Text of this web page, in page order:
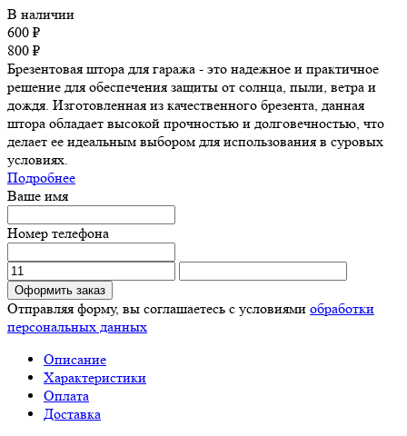
В наличии
600 ₽
800 ₽
Брезентовая штора для гаража - это надежное и практичное
решение для обеспечения защиты от солнца, пыли, ветра и
дождя. Изготовленная из качественного брезента, данная
штора обладает высокой прочностью и долговечностью, что
делает ее идеальным выбором для использования в суровых
условиях.
Подробнее
Ваше имя
Номер телефона
Оформить заказ
Отправляя форму, вы соглашаетесь с условиями обработки
персональных данных
Описание
Характеристики
Оплата
Доставка